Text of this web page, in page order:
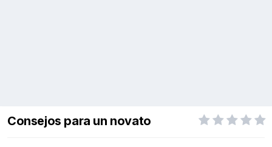
Consejos para un novato